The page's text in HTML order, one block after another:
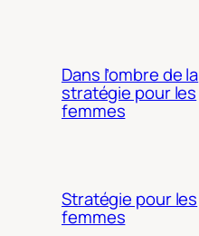
Dans l’ombre de la
stratégie pour les
femmes
Stratégie pour les
femmes